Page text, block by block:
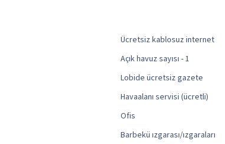
Ücretsiz kablosuz internet
Açık havuz sayısı - 1
Lobide ücretsiz gazete
Havaalanı servisi (ücretli)
Ofis
Barbekü ızgarası/ızgaraları